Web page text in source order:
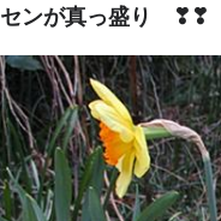
センが真っ盛り ❣❣